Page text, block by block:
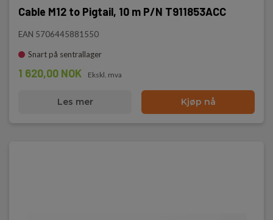
Cable M12 to Pigtail, 10 m P/N T911853ACC
EAN 5706445881550
Snart på sentrallager
1 620,00 NOK Ekskl. mva
Les mer Kjøp nå